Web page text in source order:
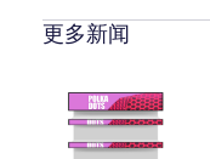
更多新闻